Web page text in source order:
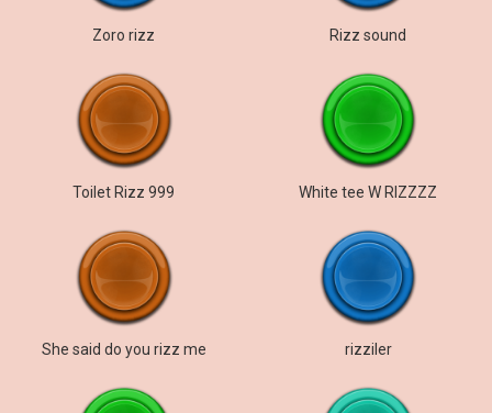
Zoro rizz Rizz sound
Toilet Rizz 999 White tee W RIZZZZ
She said do you rizz me rizziler